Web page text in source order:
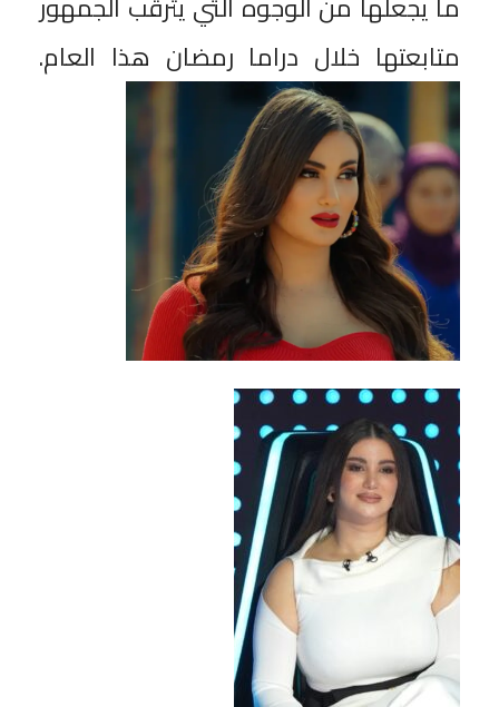
متابعتها خلال دراما رمضان هذا العام.